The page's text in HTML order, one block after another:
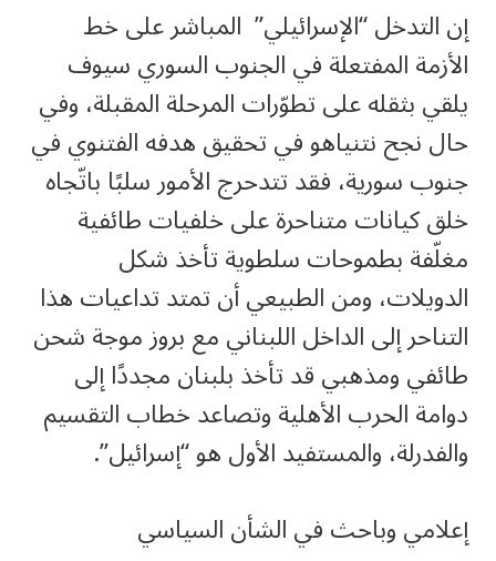
إن التدخل “الإسرائيلي” المباشر على خط
الأزمة المفتعلة في الجنوب السوري سيوف
يلقي بثقله على تطوّرات المرحلة المقبلة، وفي
حال نجح نتنياهو في تحقيق هدفه الفتنوي في
جنوب سورية، فقد تتدحرج الأمور سلبًا باتّجاه
خلق كيانات متناحرة على خلفيات طائفية
مغلّفة بطموحات سلطوية تأخذ شكل
الدويلات، ومن الطبيعي أن تمتد تداعيات هذا
التناحر إلى الداخل اللبناني مع بروز موجة شحن
طائفي ومذهبي قد تأخذ بلبنان مجددًا إلى
دوامة الحرب الأهلية وتصاعد خطاب التقسيم
والفدرلة، والمستفيد الأول هو “إسرائيل”.
إعلامي وباحث في الشأن السياسي